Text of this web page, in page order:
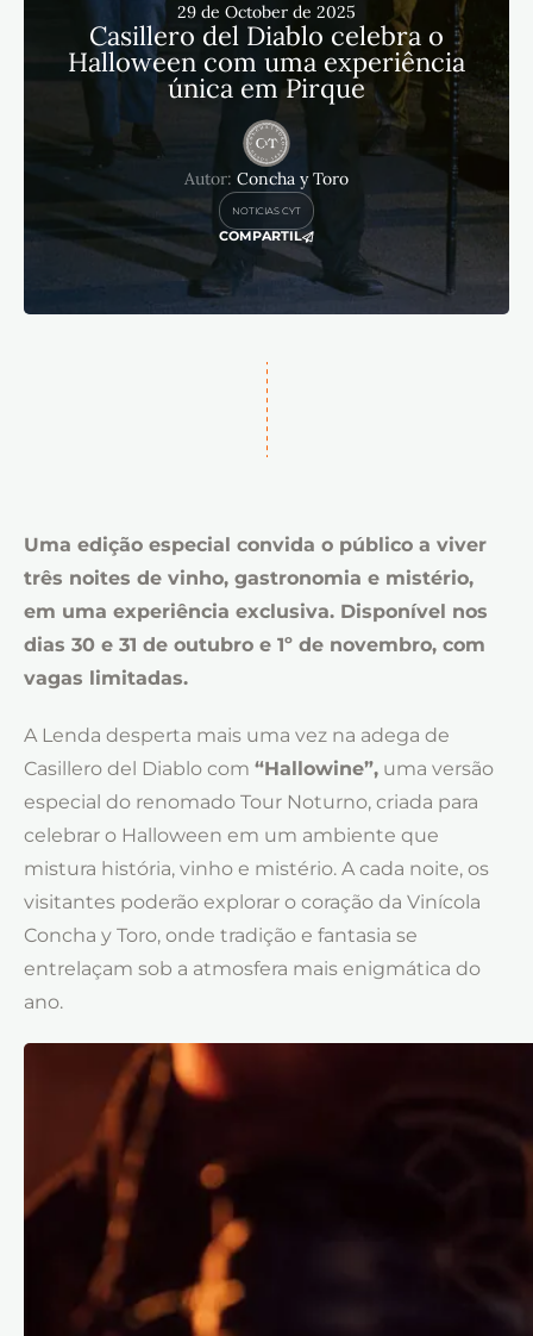
29 de October de 2025
Casillero del Diablo celebra o
Halloween com uma experiência
única em Pirque
Autor: Concha y Toro
NOTICIAS CYT
COMPARTIL
Uma edição especial convida o público a viver
três noites de vinho, gastronomia e mistério,
em uma experiência exclusiva. Disponível nos
dias 30 e 31 de outubro e 1º de novembro, com
vagas limitadas.
A Lenda desperta mais uma vez na adega de
Casillero del Diablo com “Hallowine”, uma versão
especial do renomado Tour Noturno, criada para
celebrar o Halloween em um ambiente que
mistura história, vinho e mistério. A cada noite, os
visitantes poderão explorar o coração da Vinícola
Concha y Toro, onde tradição e fantasia se
entrelaçam sob a atmosfera mais enigmática do
ano.